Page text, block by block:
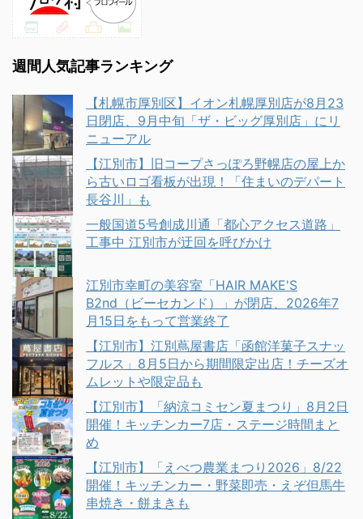
週間人気記事ランキング
【札幌市厚別区】イオン札幌厚別店が8月23
日閉店、9月中旬「ザ・ビッグ厚別店」にリ
ニューアル
【江別市】旧コープさっぽろ野幌店の屋上か
ら古いロゴ看板が出現！「住まいのデパート
長谷川」も
一般国道5号創成川通「都心アクセス道路」
工事中 江別市が迂回を呼びかけ
江別市幸町の美容室「HAIR MAKE'S
B2nd（ビーセカンド）」が閉店、2026年7
月15日をもって営業終了
【江別市】江別蔦屋書店「函館洋菓子スナッ
フルス」8月5日から期間限定出店！チーズオ
ムレットや限定品も
【江別市】「納涼コミセン夏まつり」8月2日
開催！キッチンカー7店・ステージ時間まと
め
【江別市】「えべつ農業まつり2026」8/22
開催！キッチンカー・野菜即売・えぞ但馬牛
串焼き・餅まきも